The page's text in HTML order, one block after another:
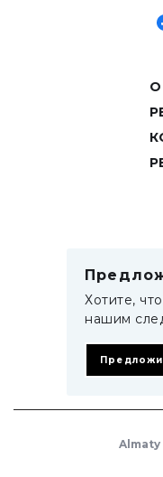
О
Хотите,
нашим
Almaty